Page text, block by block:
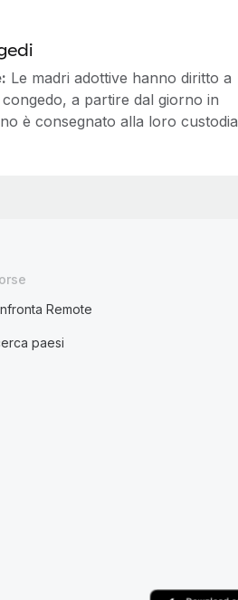
Le madri adottive hanno diritto a
a partire dal giorno in
è consegnato alla loro custodia
Remote
paesi